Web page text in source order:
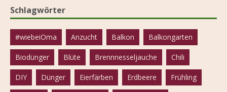
Schlagwörter
#wiebeiOma Anzucht Balkon Balkongarten
Biodünger Blüte Brennnesseljauche Chili
DIY Dünger Eierfärben Erdbeere Frühling